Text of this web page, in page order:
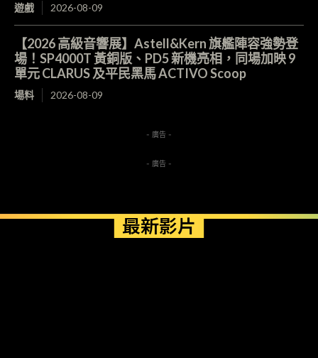
遊戲 2026-08-09
【2026 高級音響展】Astell&Kern 旗艦陣容強勢登
場！SP4000T 黃銅版、PD5 新機亮相，同場加映 9
單元 CLARUS 及平民黑馬 ACTIVO Scoop
場料 2026-08-09
- 廣告 -
- 廣告 -
最新影片